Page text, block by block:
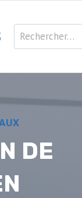
Rechercher :
DE